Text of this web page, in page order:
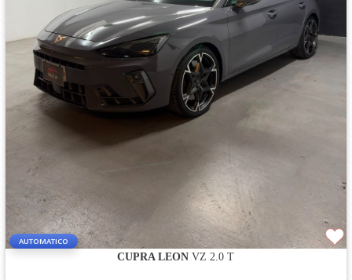
AUTOMATICO
CUPRA LEON VZ 2.0 T